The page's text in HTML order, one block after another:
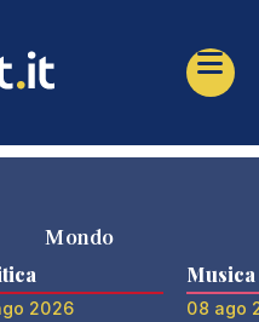
Mondo
2026
Musica
08 ago